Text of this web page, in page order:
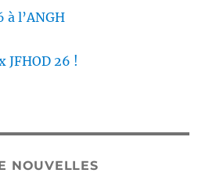
à l’ANGH
JFHOD 26 !
NOUVELLES